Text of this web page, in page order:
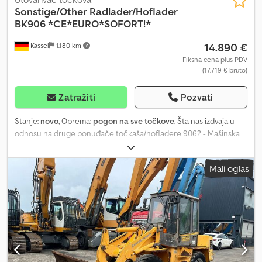
Kassel 1.180 km
Sonstige/Other Radlader/Hoflader
BK906 *CE*EURO*SOFORT!*
14.890 €
Fiksna cena plus PDV
(17.719 € bruto)
Zatražiti Pozvati
Stanje: novo, Oprema: pogon na sve točkove, Šta nas izdvaja u
odnosu na druge ponuđače točkaša/hofladere 906? - Mašinska
Direktiva TÜV Rheinland - Brza zamena alata i dodatna hidraulika
upravljani preko džojstika - Snabdevanje rezervnim delovima Ovo
su pre svega najvažniji faktori! Pored toga, naravno, nudimo Vam i
finansiranje za privredna lica, nabavku rezervnih delova i
pouzdanu uslugu! Vozilo je ODMAH dostupno! Posebnosti: CE
provereno po najnovijim standardima i direktivama TÜV Rheinland
* Visokokvalitetna i robusna izrada Csdpfx Aael Dkp Ietoha * Lako
rukovanje * Vrlo okretna * Kompaktna i višenamenska upotreba *
Svetlosna oprema * Hidraulični sistem za brzu zamenu alata
Tehnički podaci točkaša: Model: Berger Kraus BK906 * Težina:
Mali oglas